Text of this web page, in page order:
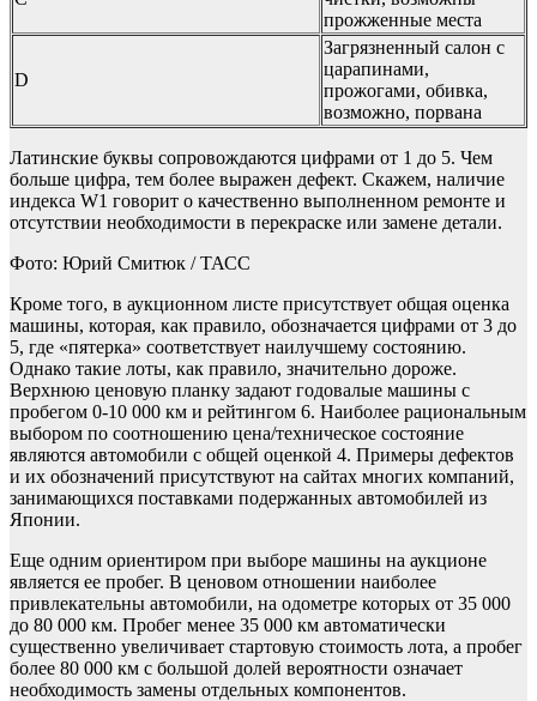
прожженные места
D
Загрязненный салон с
царапинами,
прожогами, обивка,
возможно, порвана
Латинские буквы сопровождаются цифрами от 1 до 5. Чем
больше цифра, тем более выражен дефект. Скажем, наличие
индекса W1 говорит о качественно выполненном ремонте и
отсутствии необходимости в перекраске или замене детали.
Фото: Юрий Смитюк / ТАСС
Кроме того, в аукционном листе присутствует общая оценка
машины, которая, как правило, обозначается цифрами от 3 до
5, где «пятерка» соответствует наилучшему состоянию.
Однако такие лоты, как правило, значительно дороже.
Верхнюю ценовую планку задают годовалые машины с
пробегом 0-10 000 км и рейтингом 6. Наиболее рациональным
выбором по соотношению цена/техническое состояние
являются автомобили с общей оценкой 4. Примеры дефектов
и их обозначений присутствуют на сайтах многих компаний,
занимающихся поставками подержанных автомобилей из
Японии.
Еще одним ориентиром при выборе машины на аукционе
является ее пробег. В ценовом отношении наиболее
привлекательны автомобили, на одометре которых от 35 000
до 80 000 км. Пробег менее 35 000 км автоматически
существенно увеличивает стартовую стоимость лота, а пробег
более 80 000 км с большой долей вероятности означает
необходимость замены отдельных компонентов.